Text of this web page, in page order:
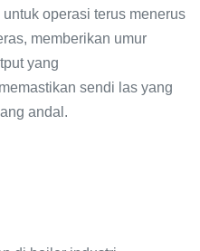
operasi terus menerus
memberikan umur
yang
sendi las yang
andal.